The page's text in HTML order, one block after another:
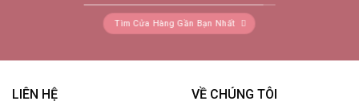
Tìm Cửa Hàng Gần Bạn Nhất
LIÊN HỆ
VỀ CHÚNG TÔI